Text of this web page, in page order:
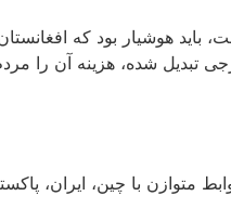
باید هوشیار بود که
شده، هزینه آن را مردم
با چین، ایران،